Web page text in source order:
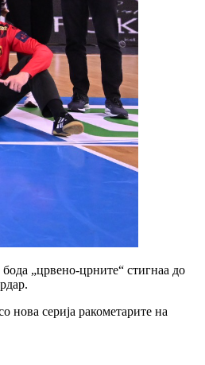
„црвено-црните“ стигнаа до
нова серија ракометарите на